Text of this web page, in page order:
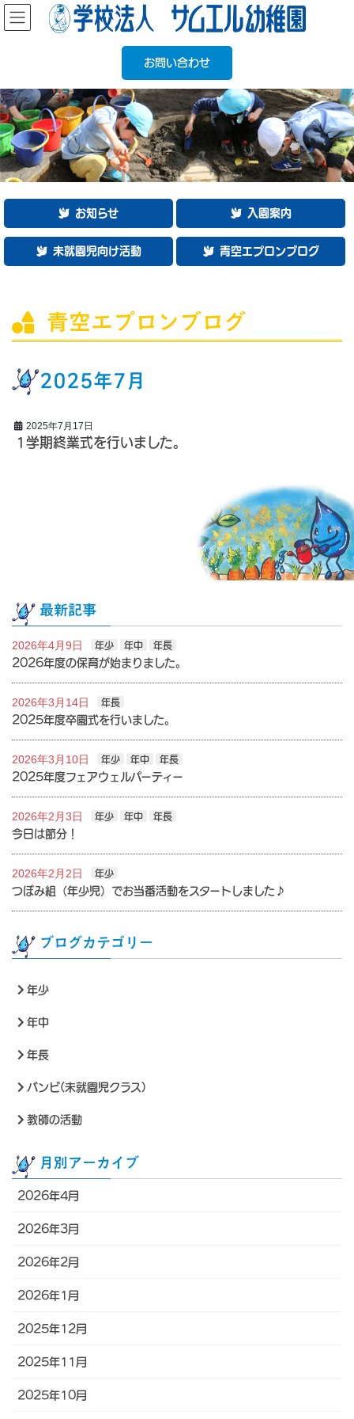
コ
ン
へ
ス
キ
ッ
プ
ナ
ビ
ョ
ン
に
移
動
お問い合わせ
お知らせ 入園案内
未就園児向け活動 青空エプロンブログ
青空エプロンブログ
2025年7月
2025年7月17日
1学期終業式を行いました。
最新記事
2026年4月9日 年少 年中 年長
2026年度の保育が始まりました。
2026年3月14日 年長
2025年度卒園式を行いました。
2026年3月10日 年少 年中 年長
2025年度フェアウェルパーティー
2026年2月3日 年少 年中 年長
今日は節分！
2026年2月2日 年少
つぼみ組（年少児）でお当番活動をスタートしました♪
ブログカテゴリー
年少
年中
年長
バンビ(未就園児クラス)
教師の活動
月別アーカイブ
2026年4月
2026年3月
2026年2月
2026年1月
2025年12月
2025年11月
2025年10月